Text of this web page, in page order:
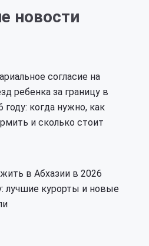
новости
согласие на
ребенка за границу в
году: когда нужно, как
и сколько стоит
в Абхазии в 2026
лучшие курорты и новые